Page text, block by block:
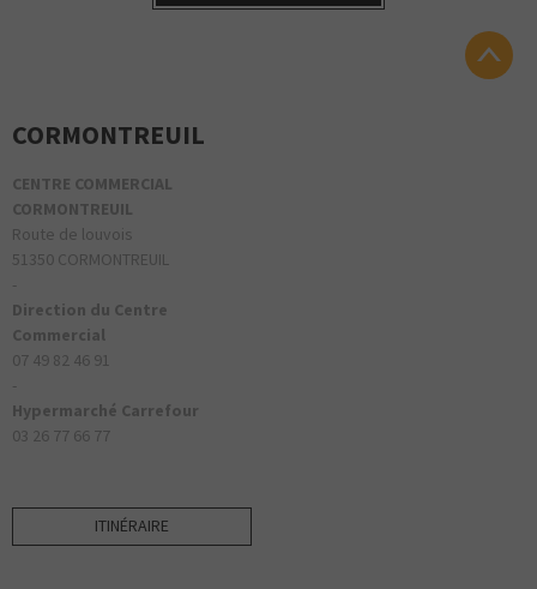
CORMONTREUIL
CENTRE COMMERCIAL
CORMONTREUIL
Route de louvois
51350 CORMONTREUIL
-
Direction du Centre
Commercial
07 49 82 46 91
-
Hypermarché Carrefour
03 26 77 66 77
ITINÉRAIRE